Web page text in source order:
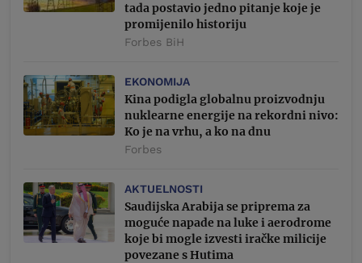
tada postavio jedno pitanje koje je
promijenilo historiju
Forbes BiH
EKONOMIJA
Kina podigla globalnu proizvodnju
nuklearne energije na rekordni nivo:
Ko je na vrhu, a ko na dnu
Forbes
AKTUELNOSTI
Saudijska Arabija se priprema za
moguće napade na luke i aerodrome
koje bi mogle izvesti iračke milicije
povezane s Hutima